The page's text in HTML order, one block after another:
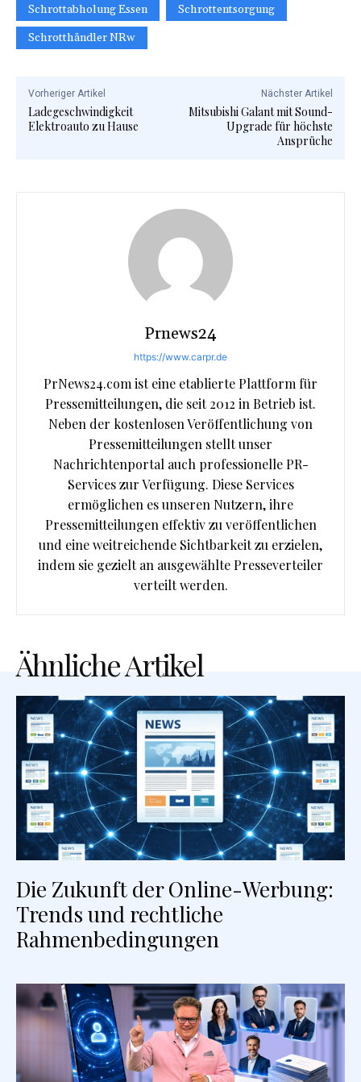
Schrottabholung Essen
Schrottentsorgung
Schrotthändler NRw
Vorheriger Artikel
Ladegeschwindigkeit
Elektroauto zu Hause
Nächster Artikel
Mitsubishi Galant mit Sound-
Upgrade für höchste
Ansprüche
Prnews24
https://www.carpr.de
PrNews24.com ist eine etablierte Plattform für
Pressemitteilungen, die seit 2012 in Betrieb ist.
Neben der kostenlosen Veröffentlichung von
Pressemitteilungen stellt unser
Nachrichtenportal auch professionelle PR-
Services zur Verfügung. Diese Services
ermöglichen es unseren Nutzern, ihre
Pressemitteilungen effektiv zu veröffentlichen
und eine weitreichende Sichtbarkeit zu erzielen,
indem sie gezielt an ausgewählte Presseverteiler
verteilt werden.
Ähnliche Artikel
Die Zukunft der Online-Werbung:
Trends und rechtliche
Rahmenbedingungen